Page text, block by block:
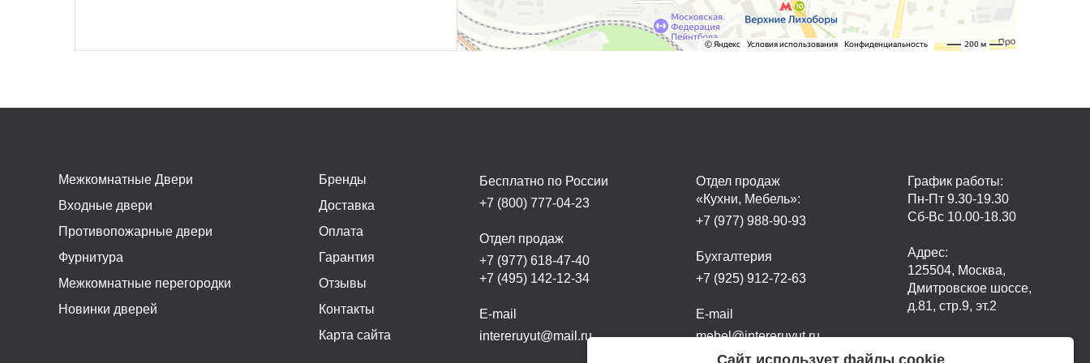
Сайт использует файлы cookie
Межкомнатные Двери
Входные двери
Противопожарные двери
Фурнитура
Межкомнатные перегородки
Новинки дверей
Бренды
Доставка
Оплата
Гарантия
Отзывы
Контакты
Карта сайта
Бесплатно по России
+7 (800) 777-04-23
Отдел продаж
+7 (977) 618-47-40
+7 (495) 142-12-34
E-mail
intereruyut@mail.ru
Отдел продаж
«Кухни, Мебель»:
+7 (977) 988-90-93
Бухгалтерия
+7 (925) 912-72-63
E-mail
mebel@intereruyut.ru
График работы:
Пн-Пт 9.30-19.30
Сб-Вс 10.00-18.30
Адрес:
125504, Москва,
Дмитровское шоссе,
д.81, стр.9, эт.2